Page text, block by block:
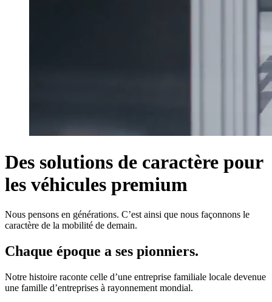
Des solutions de caractère pour
les véhicules premium
Nous pensons en générations. C’est ainsi que nous façonnons le
caractère de la mobilité de demain.
Chaque époque a ses pionniers.
Notre histoire raconte celle d’une entreprise familiale locale devenue
une famille d’entreprises à rayonnement mondial.